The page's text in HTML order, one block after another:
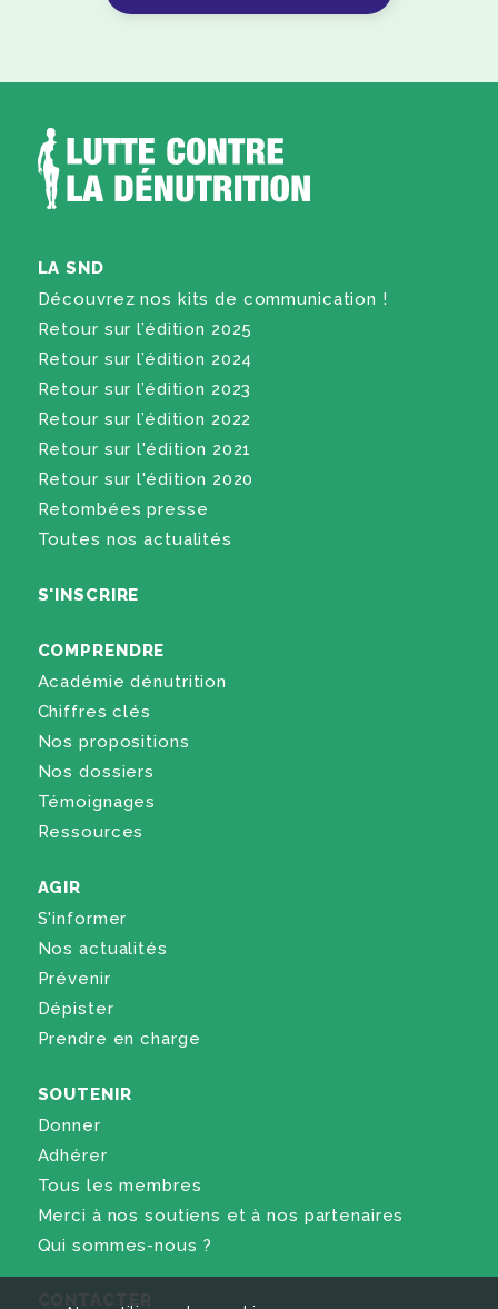
LA SND
Découvrez nos kits de communication !
Retour sur l’édition 2025
Retour sur l’édition 2024
Retour sur l’édition 2023
Retour sur l’édition 2022
Retour sur l'édition 2021
Retour sur l'édition 2020
Retombées presse
Toutes nos actualités
S'INSCRIRE
COMPRENDRE
Académie dénutrition
Chiffres clés
Nos propositions
Nos dossiers
Témoignages
Ressources
AGIR
S'informer
Nos actualités
Prévenir
Dépister
Prendre en charge
SOUTENIR
Donner
Adhérer
Tous les membres
Merci à nos soutiens et à nos partenaires
Qui sommes-nous ?